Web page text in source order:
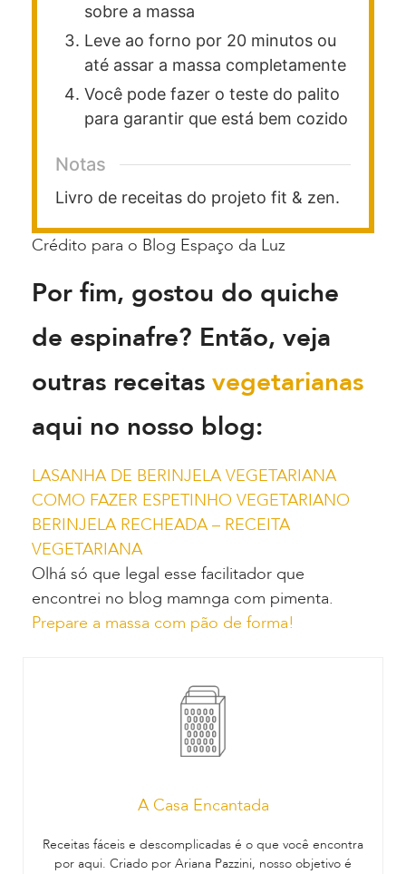
sobre a massa
Leve ao forno por 20 minutos ou
até assar a massa completamente
Você pode fazer o teste do palito
para garantir que está bem cozido
Notas
Livro de receitas do projeto fit & zen.
Crédito para o Blog Espaço da Luz
Por fim, gostou do quiche
de espinafre? Então, veja
outras receitas vegetarianas
aqui no nosso blog:
LASANHA DE BERINJELA VEGETARIANA
COMO FAZER ESPETINHO VEGETARIANO
BERINJELA RECHEADA – RECEITA
VEGETARIANA
Olhá só que legal esse facilitador que
encontrei no blog mamnga com pimenta.
Prepare a massa com pão de forma!
A Casa Encantada
Receitas fáceis e descomplicadas é o que você encontra
por aqui. Criado por Ariana Pazzini, nosso objetivo é